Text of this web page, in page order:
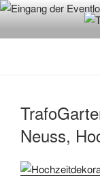
Zum
springenBiergarten
Neuss,